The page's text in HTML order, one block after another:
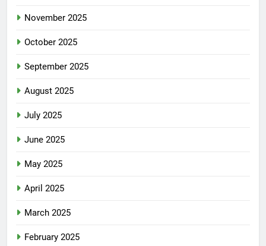
November 2025
October 2025
September 2025
August 2025
July 2025
June 2025
May 2025
April 2025
March 2025
February 2025